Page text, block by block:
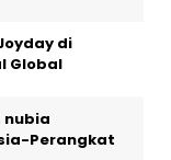
di
Global
nubia
Perangkat